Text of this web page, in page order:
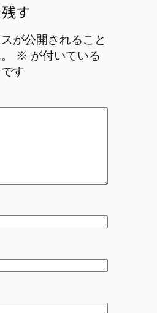
す
が公開されること
※ が付いている
す